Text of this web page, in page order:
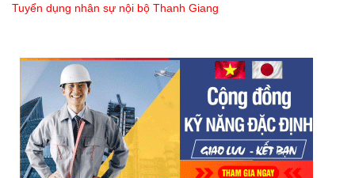
Tuyển dụng nhân sự nội bộ Thanh Giang